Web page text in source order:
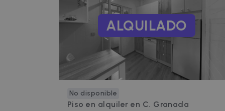
ALQUILADO
No disponible
Piso en alquiler en C. Granada